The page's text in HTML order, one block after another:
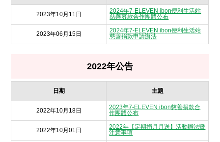
2023年10月11日
2024年7-ELEVEN ibon便利生活站
慈善募款合作團體公布
2023年06月15日
2024年7-ELEVEN ibon便利生活站
慈善捐款申請辦法
2022年公告
日期 主題
2022年10月18日
2023年7-ELEVEN ibon慈善捐款合
作團體公布
2022年10月01日
2022年【定期捐月月送】活動辦法暨
注意事項